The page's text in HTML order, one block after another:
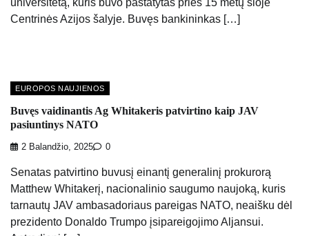
Centrinės Azijos šalyje. Buvęs bankininkas […]
EUROPOS NAUJIENOS
Buvęs vaidinantis Ag Whitakeris patvirtino kaip JAV
pasiuntinys NATO
2 Balandžio, 2025 0
Senatas patvirtino buvusį einantį generalinį prokurorą
Matthew Whitakerį, nacionalinio saugumo naujoką, kuris
tarnautų JAV ambasadoriaus pareigas NATO, neaišku dėl
prezidento Donaldo Trumpo įsipareigojimo Aljansui.